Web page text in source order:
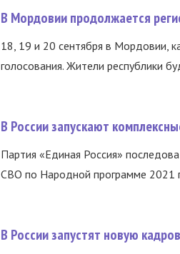
В Мордовии продолжается
18, 19 и 20 сентября в Мордовии,
голосования. Жители республики
В России запускают
Партия «Единая Россия»
СВО по Народной программе 2021
В России запустят новую